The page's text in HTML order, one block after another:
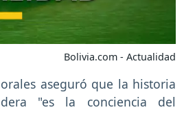
Bolivia.com - Actualidad
aseguró que la historia
"es la conciencia del